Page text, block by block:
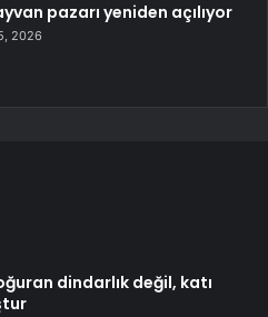
pazarı yeniden açılıyor
2026
dindarlık değil, katı